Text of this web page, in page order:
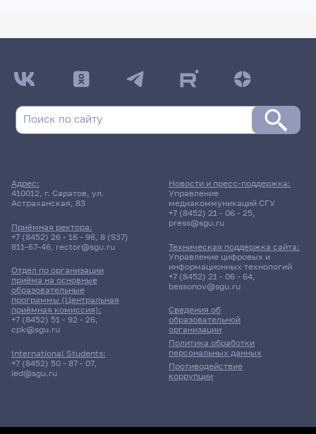
Адрес:
410012, г. Саратов, ул.
Астраханская, 83
Приёмная ректора:
+7 (8452) 26 - 16 - 96, 8 (937)
811-67-46, rector@sgu.ru
Отдел по организации
приёма на основные
образовательные
программы (Центральная
приёмная комиссия):
+7 (8452) 51 - 92 - 26,
cpk@sgu.ru
International Students:
+7 (8452) 50 - 87 - 07,
ied@sgu.ru
Сведения об
образовательной
организации
Политика обработки
персональных данных
Противодействие
коррупции
Новости и пресс-поддержка:
Управление
медиакоммуникаций СГУ
+7 (8452) 21 - 06 - 25,
press@sgu.ru
Техническая поддержка сайта:
Управление цифровых и
информационных технологий
+7 (8452) 21 - 06 - 64,
bessonov@sgu.ru